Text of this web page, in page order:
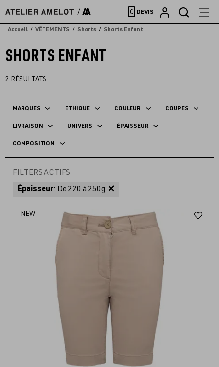
directement
au
€ DEVIS
Accueil VÊTEMENTS Shorts Shorts Enfant
SHORTS ENFANT
2 RÉSULTATS
MARQUES ETHIQUE COULEUR COUPES
LIVRAISON UNIVERS ÉPAISSEUR
COMPOSITION
FILTERS ACTIFS
Épaisseur: De 220 à 250g
NEW